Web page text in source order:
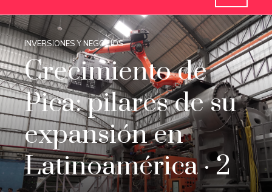
INVERSIONES Y NEGOCIOS
Crecimiento de
Pica: pilares de su
expansión en
Latinoamérica · 2